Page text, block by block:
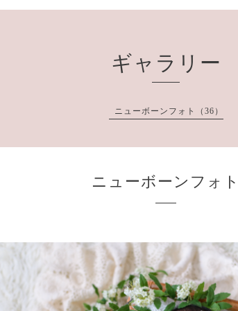
ギャラリー
ニューボーンフォト（36）
ニューボーンフォ